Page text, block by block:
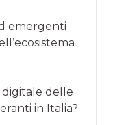
emergenti
delle
in Italia?